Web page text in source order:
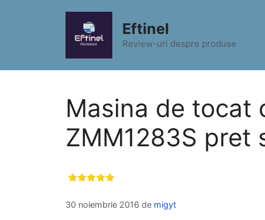
Eftinel
Review-uri despre produse
Masina de tocat
ZMM1283S pret
30 noiembrie 2016 de migyt